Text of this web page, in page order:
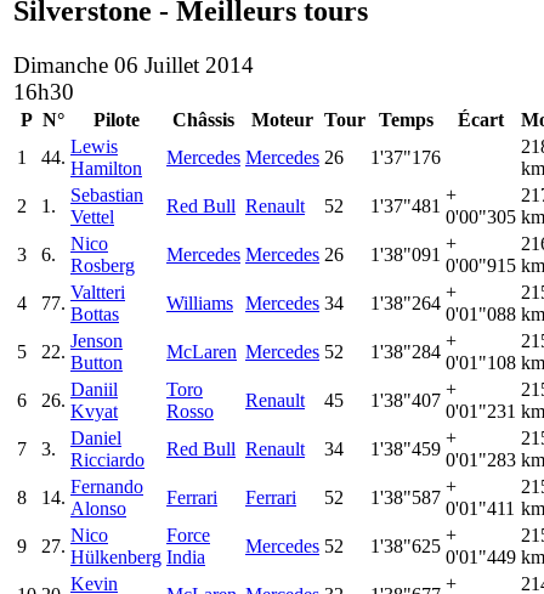
Silverstone - Meilleurs tours
Dimanche 06 Juillet 2014
16h30
P N° Pilote Châssis Moteur Tour Temps Écart
1
44.
Lewis
Hamilton
Mercedes Mercedes 26 1'37"176
2
1.
Sebastian
Vettel
Red Bull Renault 52 1'37"481
+
0'00"305
3
6.
Nico
Rosberg
Mercedes Mercedes 26 1'38"091
+
0'00"915
4
77.
Valtteri
Bottas
Williams Mercedes 34 1'38"264
+
0'01"088
5
22.
Jenson
Button
McLaren Mercedes 52 1'38"284
+
0'01"108
6
26.
Daniil
Kvyat
Toro
Rosso
Renault 45 1'38"407
+
0'01"231
7
3.
Daniel
Ricciardo
Red Bull Renault 34 1'38"459
+
0'01"283
8
14.
Fernando
Alonso
Ferrari Ferrari 52 1'38"587
+
0'01"411
9
27.
Nico
Hülkenberg
Force
India
Mercedes 52 1'38"625
+
0'01"449
Kevin
+